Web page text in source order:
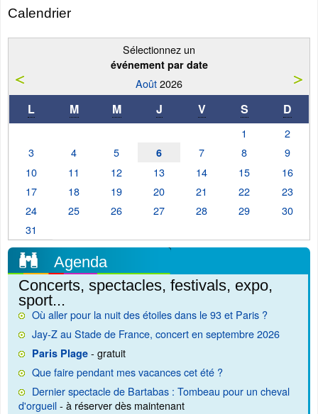
Calendrier
Sélectionnez un
événement par date
Août2026
L M M J V S D
1
2
3
4 5 6 7 8
9
10
11 12 13 14 15
16
17
18 19 20 21 22
23
24
25 26 27 28 29
30
31
Agenda
Concerts, spectacles, festivals, expo,
sport...
Où aller pour la nuit des étoiles dans le 93 et Paris ?
Jay-Z au Stade de France, concert en septembre 2026
Paris Plage - gratuit
Que faire pendant mes vacances cet été ?
Dernier spectacle de Bartabas : Tombeau pour un cheval
d'orgueil- à réserver dès maintenant